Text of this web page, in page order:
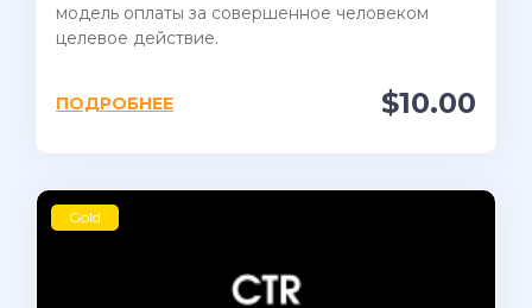
модель оплаты за совершенное человеком
целевое действие.
$10.00
ПОДРОБНЕЕ
Gold